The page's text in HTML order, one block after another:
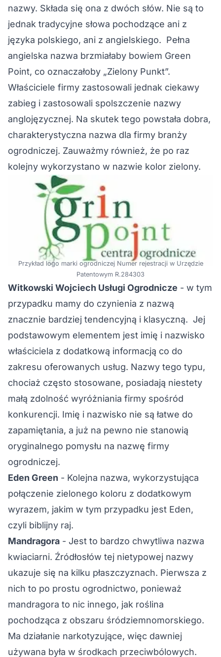
nazwy. Składa się ona z dwóch słów. Nie są to
jednak tradycyjne słowa pochodzące ani z
języka polskiego, ani z angielskiego. Pełna
angielska nazwa brzmiałaby bowiem Green
Point, co oznaczałoby „Zielony Punkt”.
Właściciele firmy zastosowali jednak ciekawy
zabieg i zastosowali spolszczenie nazwy
anglojęzycznej. Na skutek tego powstała dobra,
charakterystyczna nazwa dla firmy branży
ogrodniczej. Zauważmy również, że po raz
kolejny wykorzystano w nazwie kolor zielony.
Przykład logo marki ogrodniczej Numer rejestracji w Urzędzie
Patentowym R.284303
Witkowski Wojciech Usługi Ogrodnicze - w tym
przypadku mamy do czynienia z nazwą
znacznie bardziej tendencyjną i klasyczną. Jej
podstawowym elementem jest imię i nazwisko
właściciela z dodatkową informacją co do
zakresu oferowanych usług. Nazwy tego typu,
chociaż często stosowane, posiadają niestety
małą zdolność wyróżniania firmy spośród
konkurencji. Imię i nazwisko nie są łatwe do
zapamiętania, a już na pewno nie stanowią
oryginalnego pomysłu na nazwę firmy
ogrodniczej.
Eden Green - Kolejna nazwa, wykorzystująca
połączenie zielonego koloru z dodatkowym
wyrazem, jakim w tym przypadku jest Eden,
czyli biblijny raj.
Mandragora - Jest to bardzo chwytliwa nazwa
kwiaciarni. Źródłosłów tej nietypowej nazwy
ukazuje się na kilku płaszczyznach. Pierwsza z
nich to po prostu ogrodnictwo, ponieważ
mandragora to nic innego, jak roślina
pochodząca z obszaru śródziemnomorskiego.
Ma działanie narkotyzujące, więc dawniej
używana była w środkach przeciwbólowych.